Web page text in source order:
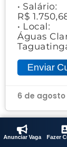
• Salário:
R$
• Local:
Águas
Enviar
6 de agosto
Anunciar Vaga Fazer